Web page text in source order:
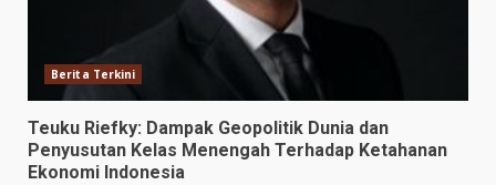
Berita Terkini
Teuku Riefky: Dampak Geopolitik Dunia dan
Penyusutan Kelas Menengah Terhadap Ketahanan
Ekonomi Indonesia